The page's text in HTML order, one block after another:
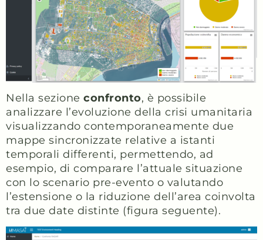
Nella sezione confronto, è possibile
analizzare l’evoluzione della crisi umanitaria
visualizzando contemporaneamente due
mappe sincronizzate relative a istanti
temporali differenti, permettendo, ad
esempio, di comparare l’attuale situazione
con lo scenario pre-evento o valutando
l’estensione o la riduzione dell’area coinvolta
tra due date distinte (figura seguente).